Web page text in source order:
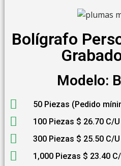
Bolígrafo
Modelo:
50 Piezas (Pedido
100 Piezas $ 26.70 C/U
300 Piezas $ 25.50 C/U
1,000 Piezas $ 23.40